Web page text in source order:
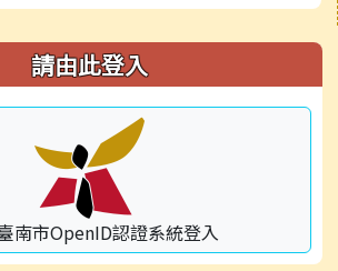
請由此登入
南市OpenID認證系統登入